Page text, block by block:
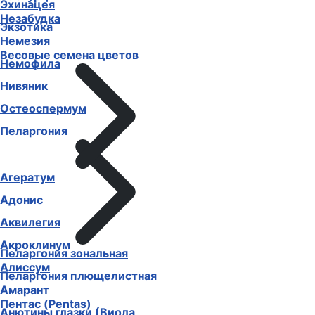
Незабудка
Немезия
Немофила
Нивяник
Остеоспермум
Пеларгония
Пеларгония зональная
Пеларгония плющелистная
Пентас (Pentas)
Эхинацея
Экзотика
Весовые семена цветов
Агератум
Адонис
Аквилегия
Акроклинум
Алиссум
Амарант
Анютины глазки (Виола